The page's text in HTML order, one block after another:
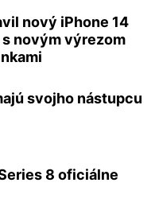
nový iPhone 14
s novým výrezom
svojho nástupcu
8 oficiálne